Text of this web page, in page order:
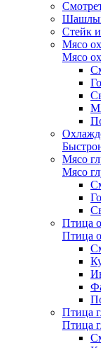
Стейк
Мясо
Мясо
Мясо
Мясо
Птица
Птица
Птица
Птица